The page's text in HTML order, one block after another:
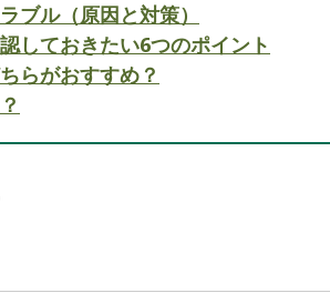
ブル（原因と対策）
しておきたい6つのポイント
らがおすすめ？